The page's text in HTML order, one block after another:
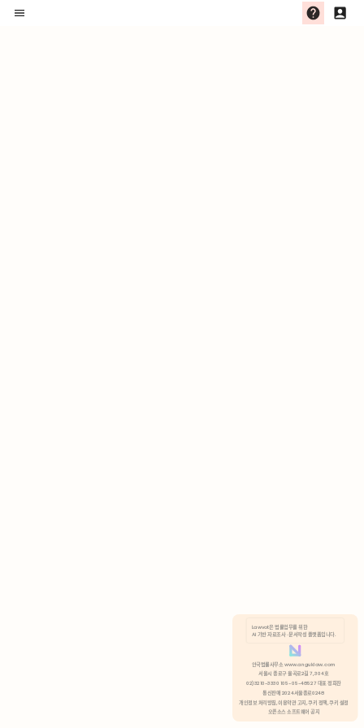
분석 쿠키 허용
Lawvot은 법률업무를 위한
AI 기반 자료조사 · 문서작성 플랫폼입니다.
안국법률사무소 www.anguklaw.com
서울시 종로구 율곡로2길 7, 304호
02)3210-3330 105-05-48527 대표 정희찬
통신판매 2024서울종로0248
개인정보 처리방침, 이용약관 고지, 쿠키 정책, 쿠키 설정
오픈소스 소프트웨어 공지